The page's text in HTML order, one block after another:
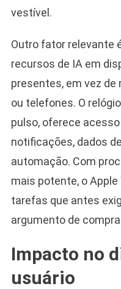
vestível.
Outro fator relevante
recursos de IA em
presentes, em vez
ou telefones. O
pulso, oferece
notificações, dados
automação. Com
mais potente, o
tarefas que antes
argumento de
Impacto no
usuário